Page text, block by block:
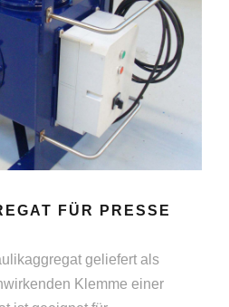
FÜR PRESSE
geliefert als
Klemme einer